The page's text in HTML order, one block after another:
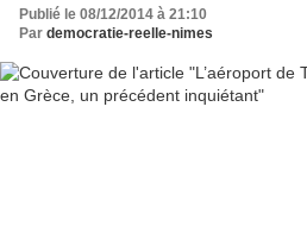
Publié le 08/12/2014 à 21:10
Par democratie-reelle-nimes